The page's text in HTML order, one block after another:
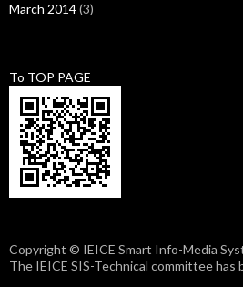
March 2014(3)
To TOP PAGE
Copyright © IEICE Smart Info-Media
The IEICE SIS-Technical committee has